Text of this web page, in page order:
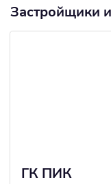
Застройщики
ГК ПИК